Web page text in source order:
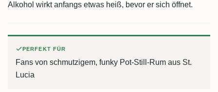
Alkohol wirkt anfangs etwas heiß, bevor er sich öffnet.
PERFEKT FÜR
Fans von schmutzigem, funky Pot-Still-Rum aus St.
Lucia